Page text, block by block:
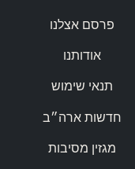
פרסם אצלנו
אודותנו
תנאי שימוש
חדשות ארה״ב
מגזין מסיבות